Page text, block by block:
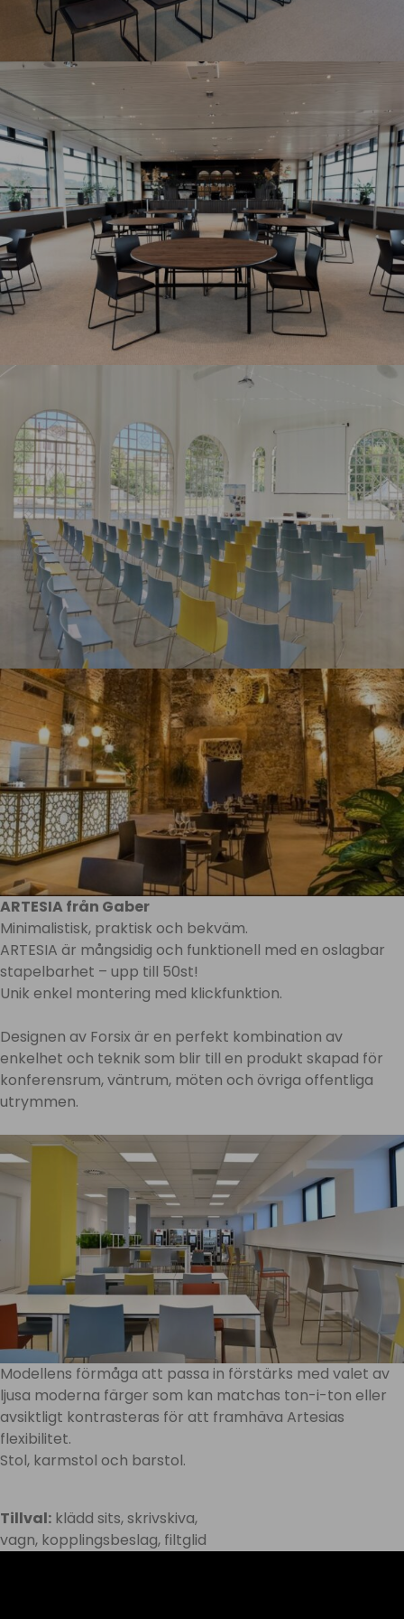
ARTESIA från Gaber
Minimalistisk, praktisk och bekväm.
ARTESIA är mångsidig och funktionell med en oslagbar
stapelbarhet – upp till 50st!
Unik enkel montering med klickfunktion.
Designen av Forsix är en perfekt kombination av
enkelhet och teknik som blir till en produkt skapad för
konferensrum, väntrum, möten och övriga offentliga
utrymmen.
Modellens förmåga att passa in förstärks med valet av
ljusa moderna färger som kan matchas ton-i-ton eller
avsiktligt kontrasteras för att framhäva Artesias
flexibilitet.
Stol, karmstol och barstol.
Tillval: klädd sits, skrivskiva,
vagn, kopplingsbeslag, filtglid